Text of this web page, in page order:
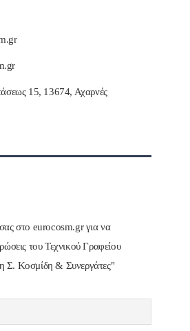
15, 13674, Αχαρνές
στο eurocosm.gr για να
του Τεχνικού Γραφείου
Σ. Κοσμίδη & Συνεργάτες"